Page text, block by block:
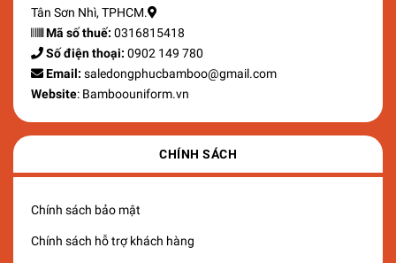
Tân Sơn Nhì, TPHCM.
Mã số thuế: 0316815418
Số điện thoại: 0902 149 780
Email: saledongphucbamboo@gmail.com
Website: Bamboouniform.vn
CHÍNH SÁCH
Chính sách bảo mật
Chính sách hỗ trợ khách hàng